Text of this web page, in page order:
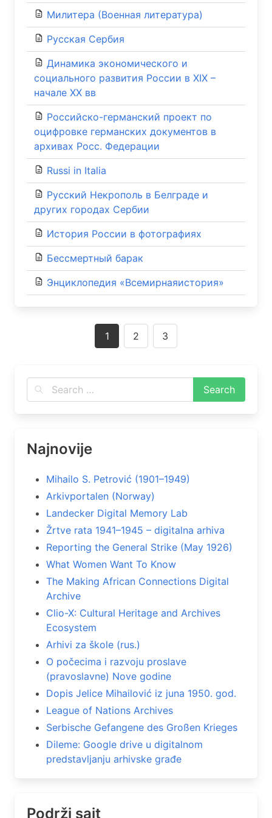
Милитера (Военная литература)
Русская Сербия
Динамика экономического и
социального развития России в XIX –
начале ХХ вв
Российско-германский проект по
оцифровке германских документов в
архивах Росс. Федерации
Russi in Italia
Русский Некрополь в Белграде и
других городах Сербии
История России в фотографиях
Бессмертный барак
Энциклопедия «Всемирнаяистория»
1 2 3
Najnovije
Mihailo S. Petrović (1901–1949)
Arkivportalen (Norway)
Landecker Digital Memory Lab
Žrtve rata 1941–1945 – digitalna arhiva
Reporting the General Strike (May 1926)
What Women Want To Know
The Making African Connections Digital
Archive
Clio-X: Cultural Heritage and Archives
Ecosystem
Arhivi za škole (rus.)
O počecima i razvoju proslave
(pravoslavne) Nove godine
Dopis Jelice Mihailović iz juna 1950. god.
League of Nations Archives
Serbische Gefangene des Großen Krieges
Dileme: Google drive u digitalnom
predstavljanju arhivske građe
Podrži sajt